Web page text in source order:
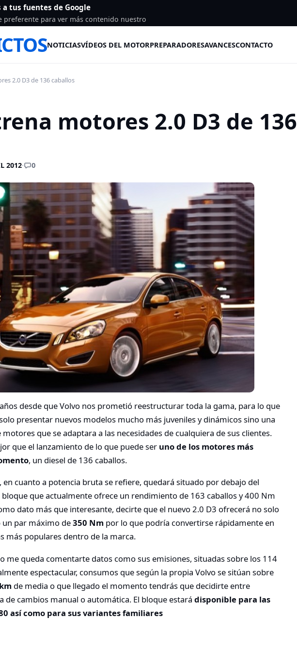
tus fuentes de Google
preferente para ver más contenido nuestro
NOTICIASVÍDEOS DEL MOTORPREPARADORESAVANCESCONTACTO
2.0 D3 de 136 caballos
motores 2.0 D3 de 136
2012· 0
desde que Volvo nos prometió reestructurar toda la gama, para lo que
presentar nuevos modelos mucho más juveniles y dinámicos sino una
que se adaptara a las necesidades de cualquiera de sus clientes.
que el lanzamiento de lo que puede ser uno de los motores más
, un diesel de 136 caballos.
en cuanto a potencia bruta se refiere, quedará situado por debajo del
que actualmente ofrece un rendimiento de 163 caballos y 400 Nm
dato más que interesante, decirte que el nuevo 2.0 D3 ofrecerá no solo
un par máximo de350 Nm por lo que podría convertirse rápidamente en
más populares dentro de la marca.
me queda comentarte datos como sus emisiones, situadas sobre los 114
espectacular, consumos que según la propia Volvo se sitúan sobre
de media o que llegado el momento tendrás que decidirte entre
de cambios manual o automática. El bloque estará disponible para las
así como para sus variantes familiares